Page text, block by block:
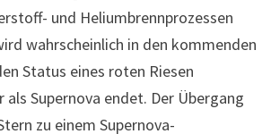
und Heliumbrennprozessen
wahrscheinlich in den kommenden
Status eines roten Riesen
als Supernova endet. Der Übergang
zu einem Supernova-